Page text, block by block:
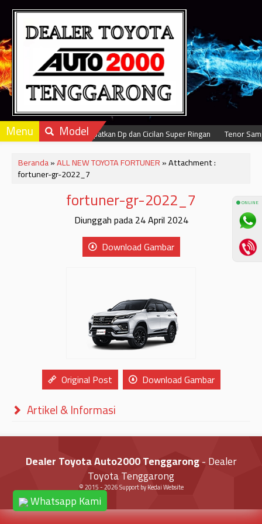
Dapatkan Dp dan Cicilan Super Ringan Tenor
Menu Model
Beranda»ALL NEW TOYOTA FORTUNER» Attachment :
fortuner-gr-2022_7
fortuner-gr-2022_7
Diunggah pada 24 April 2024
Download Gambar
Original Post Download Gambar
Artikel & Informasi
Dealer Toyota Auto2000 Tenggarong- Dealer
Toyota Tenggarong
© 2015 -2026Support byKedai Website
Whatsapp Kami
⚫ ONLINE